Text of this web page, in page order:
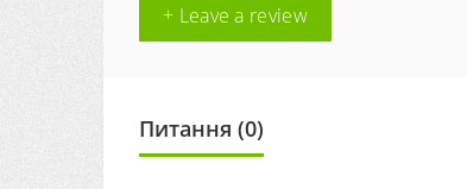
+ Leave a review
Питання (0)